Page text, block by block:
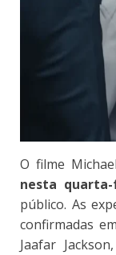
O filme Michael
nesta
público. As
confirmadas
Jaafar